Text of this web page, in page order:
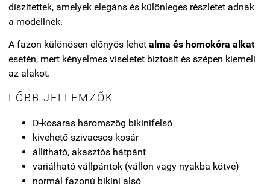
díszítettek, amelyek elegáns és különleges részletet adnak
a modellnek.
A fazon különösen előnyös lehet alma és homokóra alkat
esetén, mert kényelmes viseletet biztosít és szépen kiemeli
az alakot.
FŐBB JELLEMZŐK
D-kosaras háromszög bikinifelső
kivehető szivacsos kosár
állítható, akasztós hátpánt
variálható vállpántok (vállon vagy nyakba kötve)
normál fazonú bikini alsó